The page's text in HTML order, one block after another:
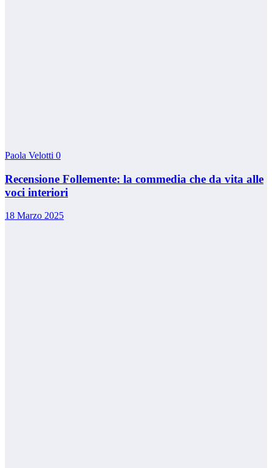
Paola Velotti 0
Recensione Follemente: la commedia che da vita alle
voci interiori
18 Marzo 2025